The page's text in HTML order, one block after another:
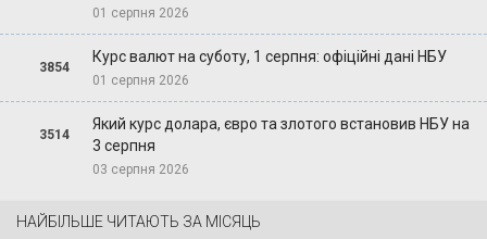
01 серпня 2026
3854
Курс валют на суботу, 1 серпня: офіційні дані НБУ
01 серпня 2026
3514
Який курс долара, євро та злотого встановив НБУ на
3 серпня
03 серпня 2026
НАЙБІЛЬШЕ ЧИТАЮТЬ ЗА МІСЯЦЬ